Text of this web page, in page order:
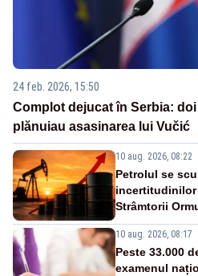
24 feb. 2026, 15:50
Complot dejucat în Serbia:
plănuiau asasinarea lui Vučić
10 aug. 2026, 08:22
Petrolul se
Strâmtorii
10 aug. 2026, 08:17
Peste 33.000
examenul